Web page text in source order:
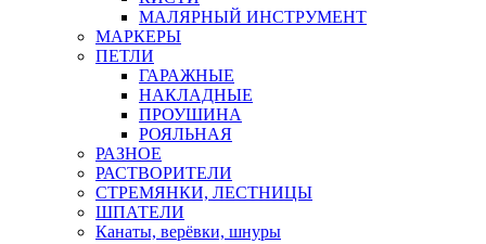
МАЛЯРНЫЙ ИНСТРУМЕНТ
МАРКЕРЫ
ПЕТЛИ
ГАРАЖНЫЕ
НАКЛАДНЫЕ
ПРОУШИНА
РОЯЛЬНАЯ
РАЗНОЕ
РАСТВОРИТЕЛИ
СТРЕМЯНКИ, ЛЕСТНИЦЫ
ШПАТЕЛИ
Канаты, верёвки, шнуры